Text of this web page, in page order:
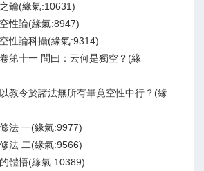
鑰(緣氣:10631)
性論(緣氣:8947)
性論科攝(緣氣:9314)
第十一 問曰：云何是獨空？(緣
教令於諸法無所有畢竟空性中行？(緣
法 一(緣氣:9977)
法 二(緣氣:9566)
體悟(緣氣:10389)